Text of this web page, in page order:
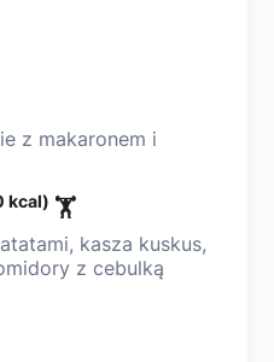
z makaronem i
kcal) 🏋️
kasza kuskus,
z cebulką